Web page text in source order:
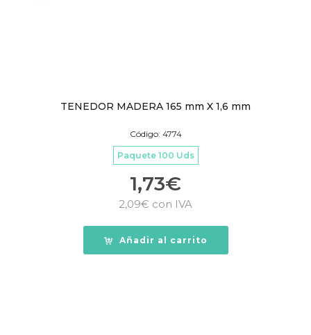
TENEDOR MADERA 165 mm X 1,6 mm
Código: 4774
Paquete 100 Uds
1,73€
2,09€ con IVA
Añadir al carrito